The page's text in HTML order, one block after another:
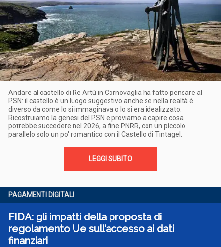
Andare al castello di Re Artù in Cornovaglia ha fatto pensare al
PSN: il castello è un luogo suggestivo anche se nella realtà è
diverso da come lo si immaginava o lo si era idealizzato.
Ricostruiamo la genesi del PSN e proviamo a capire cosa
potrebbe succedere nel 2026, a fine PNRR, con un piccolo
parallelo solo un po' romantico con il Castello di Tintagel.
LEGGI SUBITO
PAGAMENTI DIGITALI
FIDA: gli impatti della proposta di
regolamento Ue sull’accesso ai dati
finanziari